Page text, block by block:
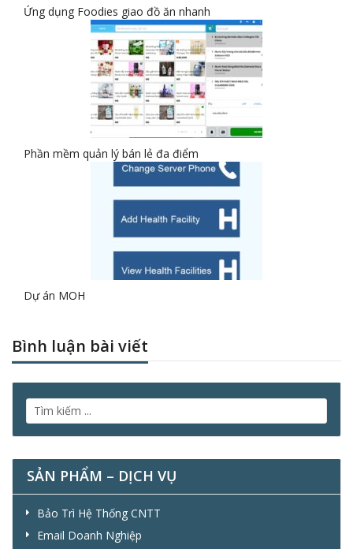
Ứng dụng Foodies giao đồ ăn nhanh
Phần mềm quản lý bán lẻ đa điểm
Dự án MOH
Bình luận bài viết
SẢN PHẨM – DỊCH VỤ
Bảo Trì Hệ Thống CNTT
Email Doanh Nghiệp